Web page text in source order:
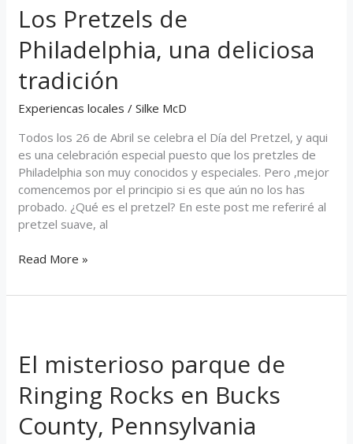
Los Pretzels de
Philadelphia, una deliciosa
tradición
Experiencas locales /Silke McD
Todos los 26 de Abril se celebra el Día del Pretzel, y aqui
es una celebración especial puesto que los pretzles de
Philadelphia son muy conocidos y especiales. Pero ,mejor
comencemos por el principio si es que aún no los has
probado. ¿Qué es el pretzel? En este post me referiré al
pretzel suave, al
de
Philadelphia,
una
deliciosa
tradición
Read More »
El misterioso parque de
Ringing Rocks en Bucks
County, Pennsylvania
parque
de
Ringing
Rocks
en